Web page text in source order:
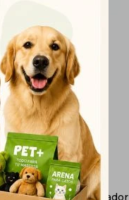
Bolsitas + Dispensador